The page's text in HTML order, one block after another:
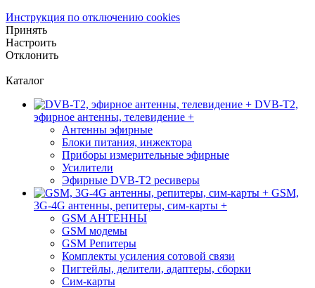
Инструкция по отключению cookies
Принять
Настроить
Отклонить
Каталог
DVB-T2,
эфирное антенны, телевидение +
Антенны эфирные
Блоки питания, инжектора
Приборы измерительные эфирные
Усилители
Эфирные DVB-T2 ресиверы
GSM,
3G-4G антенны, репитеры, сим-карты +
GSM АНТЕННЫ
GSM модемы
GSM Репитеры
Комплекты усиления сотовой связи
Пигтейлы, делители, адаптеры, сборки
Сим-карты